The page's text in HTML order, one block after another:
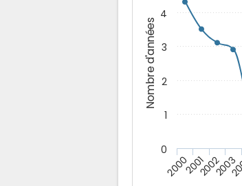
Nombre d'années
2000200120022003
0
1
2
3
4